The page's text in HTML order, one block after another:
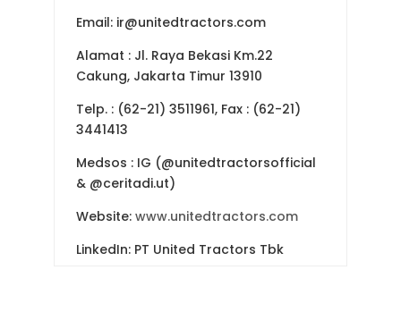
Email: ir@unitedtractors.com
Alamat : Jl. Raya Bekasi Km.22
Cakung, Jakarta Timur 13910
Telp. : (62-21) 3511961, Fax : (62-21)
3441413
Medsos : IG (@unitedtractorsofficial
& @ceritadi.ut)
Website: www.unitedtractors.com
LinkedIn: PT United Tractors Tbk